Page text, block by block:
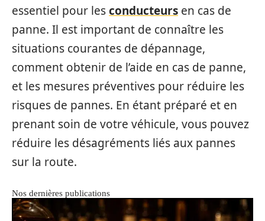
essentiel pour lesconducteurs en cas de
panne. Il est important de connaître les
situations courantes de dépannage,
comment obtenir de l’aide en cas de panne,
et les mesures préventives pour réduire les
risques de pannes. En étant préparé et en
prenant soin de votre véhicule, vous pouvez
réduire les désagréments liés aux pannes
sur la route.
Nos dernières publications